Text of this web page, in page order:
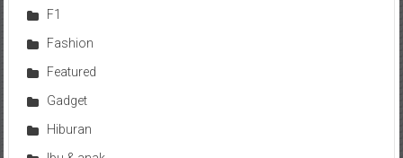
F1
Fashion
Featured
Gadget
Hiburan